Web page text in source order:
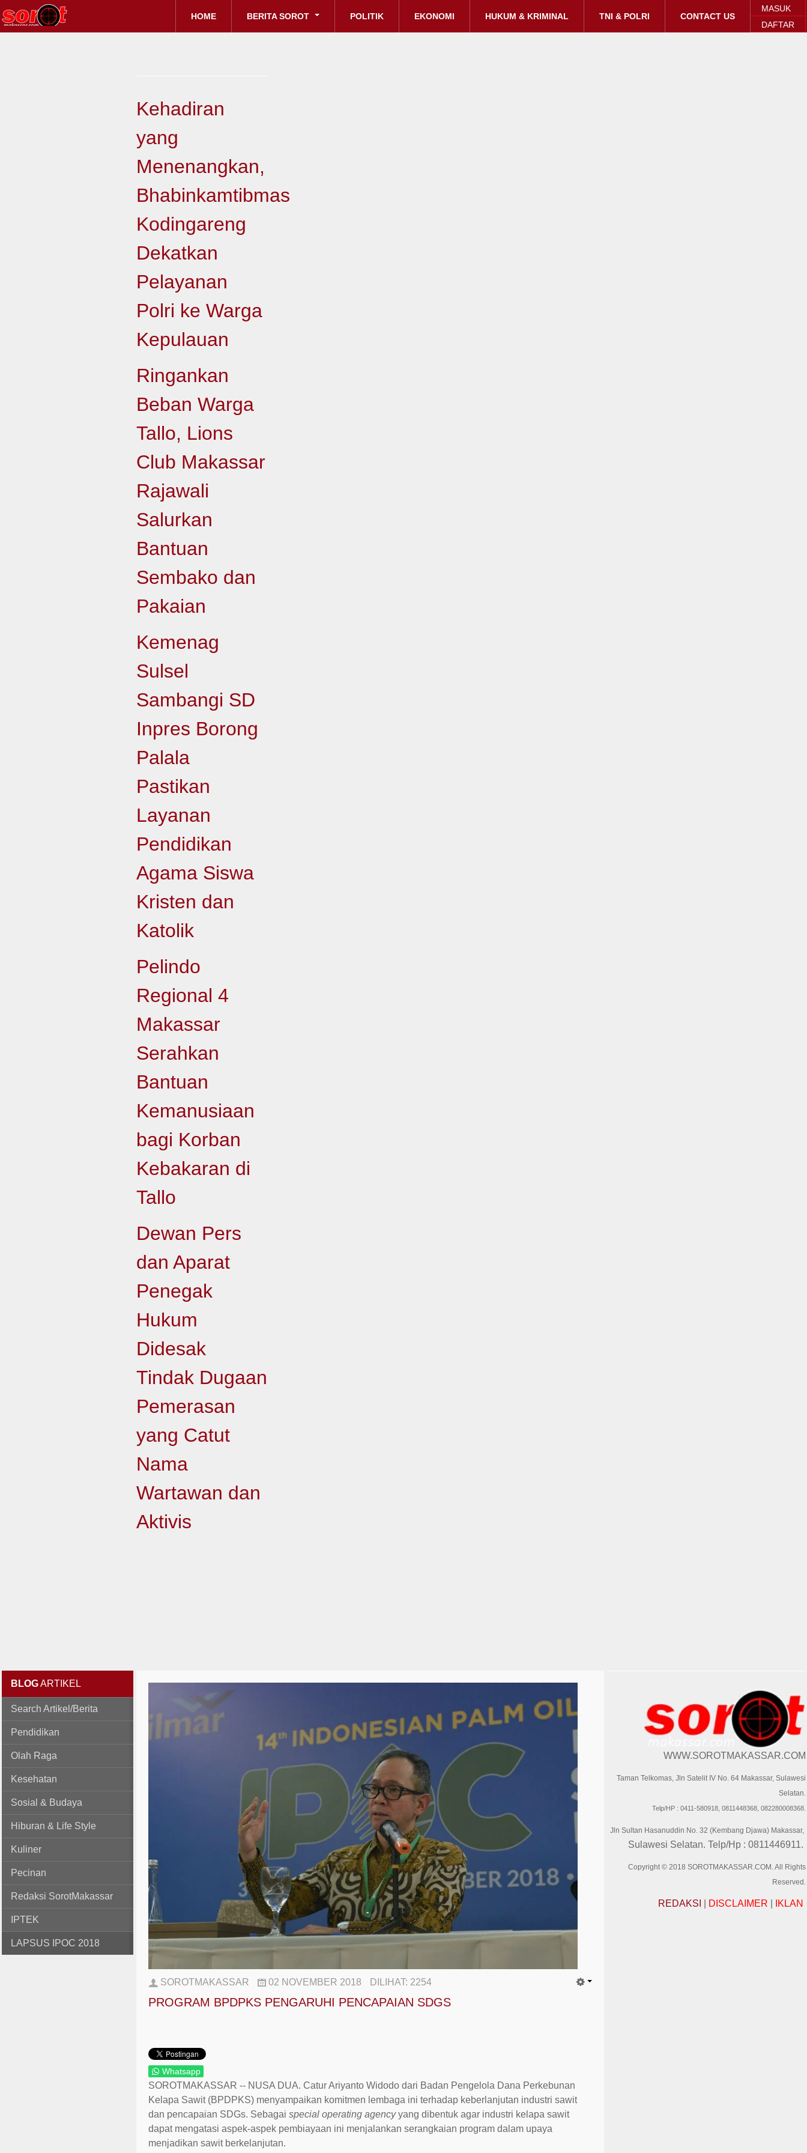
MASUK
DAFTAR
HOME BERITA SOROT POLITIK EKONOMI HUKUM & KRIMINAL TNI & POLRI CONTACT US
Kehadiran
yang
Menenangkan,
Bhabinkamtibmas
Kodingareng
Dekatkan
Pelayanan
Polri ke Warga
Kepulauan
Ringankan
Beban Warga
Tallo, Lions
Club Makassar
Rajawali
Salurkan
Bantuan
Sembako dan
Pakaian
Kemenag
Sulsel
Sambangi SD
Inpres Borong
Palala
Pastikan
Layanan
Pendidikan
Agama Siswa
Kristen dan
Katolik
Pelindo
Regional 4
Makassar
Serahkan
Bantuan
Kemanusiaan
bagi Korban
Kebakaran di
Tallo
Dewan Pers
dan Aparat
Penegak
Hukum
Didesak
Tindak Dugaan
Pemerasan
yang Catut
Nama
Wartawan dan
Aktivis
SOROTMAKASSAR 02 NOVEMBER 2018 DILIHAT: 2254
PROGRAM BPDPKS PENGARUHI PENCAPAIAN SDGS
Whatsapp
SOROTMAKASSAR -- NUSA DUA. Catur Ariyanto Widodo dari Badan Pengelola Dana Perkebunan
Kelapa Sawit (BPDPKS) menyampaikan komitmen lembaga ini terhadap keberlanjutan industri sawit
dan pencapaian SDGs. Sebagai special operating agencyyang dibentuk agar industri kelapa sawit
dapat mengatasi aspek-aspek pembiayaan ini menjalankan serangkaian program dalam upaya
menjadikan sawit berkelanjutan.
BLOGARTIKEL
Search Artikel/Berita
Pendidikan
Olah Raga
Kesehatan
Sosial & Budaya
Hiburan & Life Style
Kuliner
Pecinan
Redaksi SorotMakassar
IPTEK
LAPSUS IPOC 2018
WWW.SOROTMAKASSAR.COM
Taman Telkomas, Jln Satelit IV No. 64 Makassar, Sulawesi
Selatan.
Telp/HP : 0411-580918, 0811448368, 082280008368.
Jln Sultan Hasanuddin No. 32 (Kembang Djawa) Makassar,
Sulawesi Selatan. Telp/Hp : 0811446911.
Copyright © 2018 SOROTMAKASSAR.COM. All Rights
Reserved.
REDAKSI DISCLAIMER IKLAN